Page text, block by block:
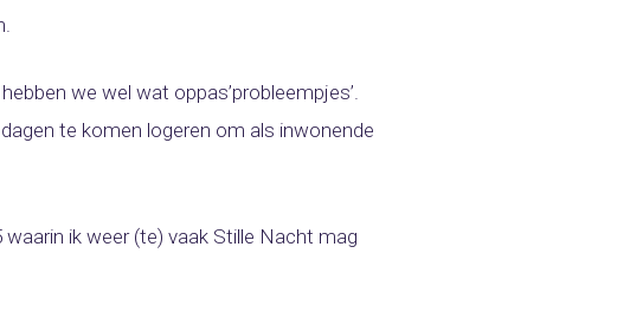
we wel wat oppas’probleempjes’.
te komen logeren om als inwonende
ik weer (te) vaak Stille Nacht mag